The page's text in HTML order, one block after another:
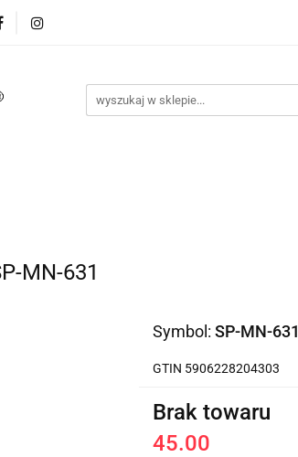
Bestsellery
MN-631
Symbol: SP-MN-631
GTIN 5906228204303
Brak towaru
45.00